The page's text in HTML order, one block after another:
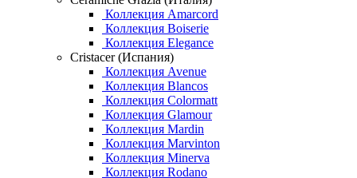
Коллекция Amarcord
Коллекция Boiserie
Коллекция Elegance
Cristacer (Испания)
Коллекция Avenue
Коллекция Blancos
Коллекция Colormatt
Коллекция Glamour
Коллекция Mardin
Коллекция Marvinton
Коллекция Minerva
Коллекция Rodano